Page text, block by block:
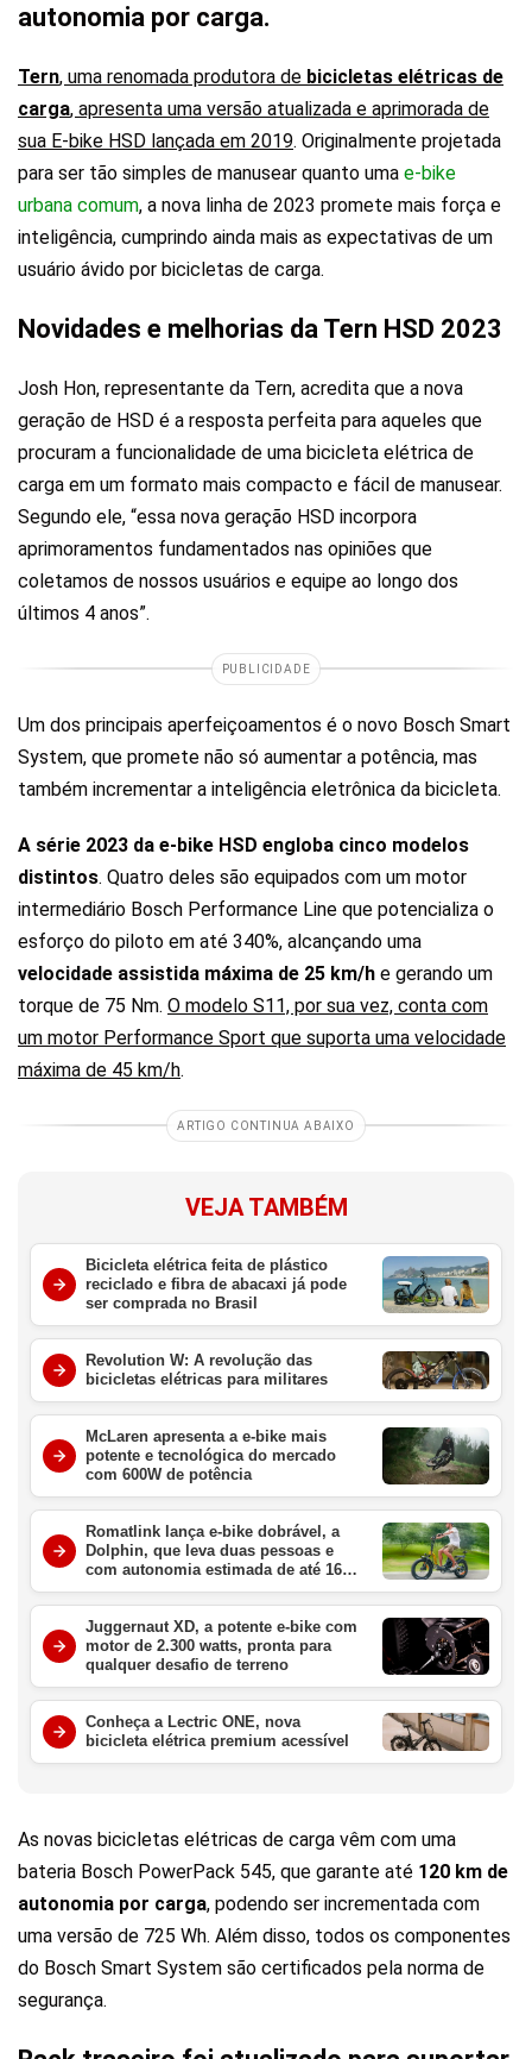
autonomia por carga.
Tern, uma renomada produtora de bicicletas elétricas de
carga, apresenta uma versão atualizada e aprimorada de
sua E-bike HSD lançada em 2019. Originalmente projetada
para ser tão simples de manusear quanto uma e-bike
urbana comum, a nova linha de 2023 promete mais força e
inteligência, cumprindo ainda mais as expectativas de um
usuário ávido por bicicletas de carga.
Novidades e melhorias da Tern HSD 2023
Josh Hon, representante da Tern, acredita que a nova
geração de HSD é a resposta perfeita para aqueles que
procuram a funcionalidade de uma bicicleta elétrica de
carga em um formato mais compacto e fácil de manusear.
Segundo ele, “essa nova geração HSD incorpora
aprimoramentos fundamentados nas opiniões que
coletamos de nossos usuários e equipe ao longo dos
últimos 4 anos”.
PUBLICIDADE
Um dos principais aperfeiçoamentos é o novo Bosch Smart
System, que promete não só aumentar a potência, mas
também incrementar a inteligência eletrônica da bicicleta.
A série 2023 da e-bike HSD engloba cinco modelos
distintos. Quatro deles são equipados com um motor
intermediário Bosch Performance Line que potencializa o
esforço do piloto em até 340%, alcançando uma
velocidade assistida máxima de 25 km/h e gerando um
torque de 75 Nm. O modelo S11, por sua vez, conta com
um motor Performance Sport que suporta uma velocidade
máxima de 45 km/h.
ARTIGO CONTINUA ABAIXO
VEJA TAMBÉM
Bicicleta elétrica feita de plástico
reciclado e fibra de abacaxi já pode
ser comprada no Brasil
Revolution W: A revolução das
bicicletas elétricas para militares
McLaren apresenta a e-bike mais
potente e tecnológica do mercado
com 600W de potência
Romatlink lança e-bike dobrável, a
Dolphin, que leva duas pessoas e
com autonomia estimada de até 161
km por carga
Juggernaut XD, a potente e-bike com
motor de 2.300 watts, pronta para
qualquer desafio de terreno
Conheça a Lectric ONE, nova
bicicleta elétrica premium acessível
As novas bicicletas elétricas de carga vêm com uma
bateria Bosch PowerPack 545, que garante até 120 km de
autonomia por carga, podendo ser incrementada com
uma versão de 725 Wh. Além disso, todos os componentes
do Bosch Smart System são certificados pela norma de
segurança.